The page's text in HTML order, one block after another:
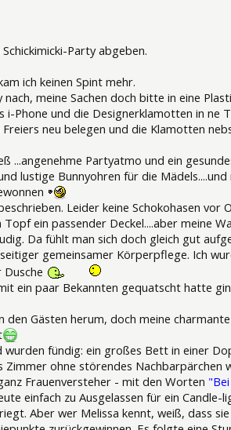
Party abgeben.
ich keinen Spint mehr.
meine Sachen doch bitte in eine
Phone und die Designerklamotten in ne
neu belegen und die Klamotten
...angenehme Partyatmo und ein
lustige Bunnyohren für die
Leider keine Schokohasen vor
ein passender Deckel....aber meine
Da fühlt man sich doch gleich gut
gemeinsamer Körperpflege. Ich
ein paar Bekannten gequatscht hatte
den Gästen herum, doch meine
wurden fündig: ein großes Bett in einer
ohne störendes Nachbarpärchen
Frauenversteher - mit den Worten
einfach zu Ausgelassen für ein Candle-
Aber wer Melissa kennt, weiß, dass